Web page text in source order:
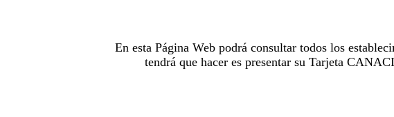
En esta Página Web podrá consultar todos los
tendrá que hacer es presentar su Tarjeta